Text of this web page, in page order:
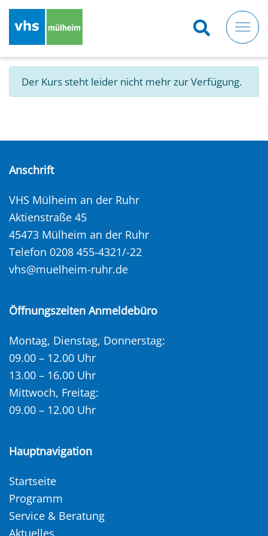
Der Kurs steht leider nicht mehr zur Verfügung.
Anschrift
VHS Mülheim an der Ruhr
Aktienstraße 45
45473 Mülheim an der Ruhr
Telefon 0208 455-4321/-22
vhs@muelheim-ruhr.de
Öffnungszeiten Anmeldebüro
Montag, Dienstag, Donnerstag:
09.00 – 12.00 Uhr
13.00 – 16.00 Uhr
Mittwoch, Freitag:
09.00 – 12.00 Uhr
Hauptnavigation
Startseite
Programm
Service & Beratung
Aktuelles